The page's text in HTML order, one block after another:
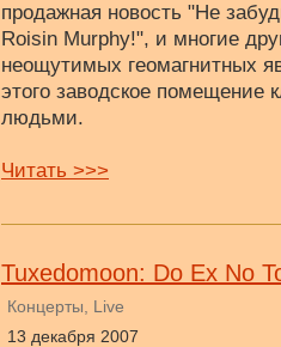
продажная новость "Не
Roisin Murphy!", и многие
неощутимых геомагнитных
этого заводское помещение
людьми.
Читать >>>
Tuxedomoon: Do Ex No
Концерты, Live
13 декабря 2007